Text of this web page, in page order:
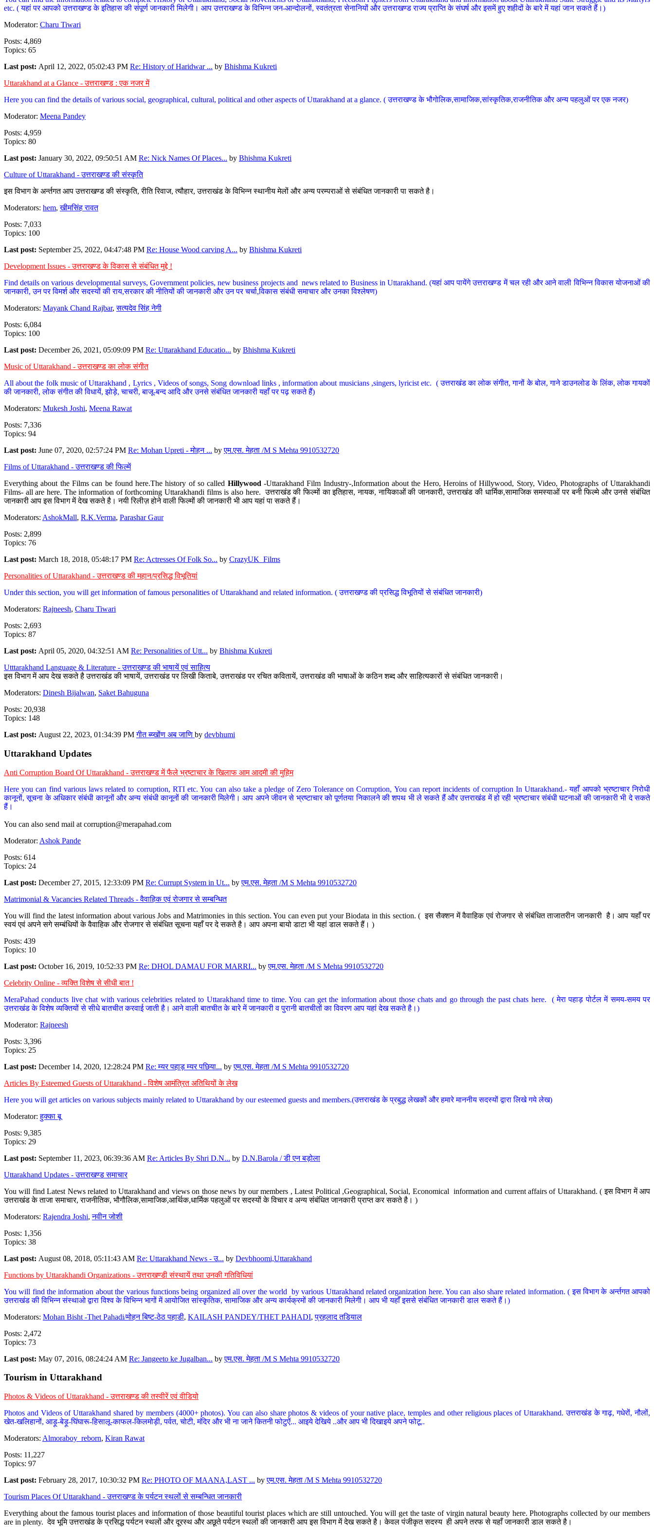
etc. ( यहां पर आपको उत्तराखण्ड के इतिहास की संपूर्ण जानकारी मिलेगी। आप उत्तराखण्ड के विभिन्न जन-आन्दोलनों, स्वतंत्रता सेनानियों और उत्तराखण्ड राज्य प्राप्ति के संघर्ष और इसमें हुए शहीदों के बारे में यहां जान सकते हैं।)
Moderator: Charu Tiwari
Posts: 4,869
Topics: 65
Last post: April 12, 2022, 05:02:43 PM Re: History of Haridwar ... by Bhishma Kukreti
Uttarakhand at a Glance - उत्तराखण्ड : एक नजर में
Here you can find the details of various social, geographical, cultural, political and other aspects of Uttarakhand at a glance. ( उत्तराखण्ड के भौगोलिक,सामाजिक,सांस्कृतिक,राजनीतिक और अन्य पहलुओं पर एक नजर)
Moderator: Meena Pandey
Posts: 4,959
Topics: 80
Last post: January 30, 2022, 09:50:51 AM Re: Nick Names Of Places... by Bhishma Kukreti
Culture of Uttarakhand - उत्तराखण्ड की संस्कृति
इस विभाग के अर्न्तगत आप उत्तराखण्ड की संस्कृति, रीति रिवाज, त्यौहार, उत्तराखंड के विभिन्न स्थानीय मेलों और अन्य परम्पराओं से संबंधित जानकारी पा सकते है।
Moderators: hem,खीमसिंह रावत
Posts: 7,033
Topics: 100
Last post: September 25, 2022, 04:47:48 PM Re: House Wood carving A... by Bhishma Kukreti
Development Issues - उत्तराखण्ड के विकास से संबंधित मुद्दे !
Find details on various developmental surveys, Government policies, new business projects and news related to Business in Uttarakhand. (यहां आप पायेंगे उत्तराखण्ड में चल रही और आने वाली विभिन्न विकास योजनाओं की
जानकारी, उन पर विमर्श और सदस्यों की राय,सरकार की नीतियों की जानकारी और उन पर चर्चा,विकास संबंधी समाचार और उनका विश्लेषण)
Moderators: Mayank Chand Rajbar,सत्यदेव सिंह नेगी
Posts: 6,084
Topics: 100
Last post: December 26, 2021, 05:09:09 PM Re: Uttarakhand Educatio... by Bhishma Kukreti
Music of Uttarakhand - उत्तराखण्ड का लोक संगीत
All about the folk music of Uttarakhand , Lyrics , Videos of songs, Song download links , information about musicians ,singers, lyricist etc. ( उत्तराखंड का लोक संगीत, गानों के बोल, गाने डाउनलोड के लिंक, लोक गायकों
की जानकारी, लोक संगीत की विधायें, झोड़े, चाचरी, बाजू-बन्द आदि और उनसे संबंधित जानकारी यहाँ पर पढ़ सकते हैं)
Moderators: Mukesh Joshi, Meena Rawat
Posts: 7,336
Topics: 94
Last post: June 07, 2020, 02:57:24 PM Re: Mohan Upreti - मोहन ... byएम.एस. मेहता /M S Mehta 9910532720
Films of Uttarakhand - उत्तराखण्ड की फिल्में
Everything about the Films can be found here.The history of so called Hillywood-Uttarakhand Film Industry-,Information about the Hero, Heroins of Hillywood, Story, Video, Photographs of Uttarakhandi
Films- all are here. The information of forthcoming Uttarakhandi films is also here. उत्तराखंड की फिल्मों का इतिहास, नायक, नायिकाओं की जानकारी, उत्तराखंड की धार्मिक,सामाजिक समस्याओं पर बनी फिल्मे और उनसे संबंधित
जानकारी आप इस विभाग में देख सकते है। नयी रिलीज़ होने वाली फिल्मों की जानकारी भी आप यहां पा सकते हैं।
Moderators: AshokMall, R.K.Verma, Parashar Gaur
Posts: 2,899
Topics: 76
Last post: March 18, 2018, 05:48:17 PM Re: Actresses Of Folk So... by CrazyUK_Films
Personalities of Uttarakhand - उत्तराखण्ड की महान/प्रसिद्ध विभूतियां
Under this section, you will get information of famous personalities of Uttarakhand and related information. ( उत्तराखण्ड की प्रसिद्ध विभूतियों से संबंधित जानकारी)
Moderators: Rajneesh, Charu Tiwari
Posts: 2,693
Topics: 87
Last post: April 05, 2020, 04:32:51 AM Re: Personalities of Utt... by Bhishma Kukreti
Utttarakhand Language & Literature - उत्तराखण्ड की भाषायें एवं साहित्य
इस विभाग में आप देख सकते है उत्तराखंड की भाषायें, उत्तराखंड पर लिखी किताबे, उत्तराखंड पर रचित कवितायें, उत्तराखंड की भाषाओं के कठिन शब्द और साहित्यकारों से संबंधित जानकारी।
Moderators: Dinesh Bijalwan, Saket Bahuguna
Posts: 20,938
Topics: 148
Last post: August 22, 2023, 01:34:39 PMगीत ब्य्खोंण अब जाणि by devbhumi
Uttarakhand Updates
Anti Corruption Board Of Uttarakhand - उत्तराखण्ड में फैले भ्रष्टाचार के खिलाफ आम आदमी की मुहिम
Here you can find various laws related to corruption, RTI etc. You can also take a pledge of Zero Tolerance on Corruption, You can report incidents of corruption In Uttarakhand.- यहाँ आपको भ्रष्टाचार निरोधी
कानूनों, सूचना के अधिकार संबंधी कानूनों और अन्य संबंधी कानूनों की जानकारी मिलेगी। आप अपने जीवन से भ्रष्टाचार को पूर्णतया निकालने की शपथ भी ले सकते हैं और उत्तराखंड में हो रही भ्रष्टाचार संबंधी घटनाओं की जानकारी भी दे सकते
हैं।
You can also send mail at corruption@merapahad.com
Moderator: Ashok Pande
Posts: 614
Topics: 24
Last post: December 27, 2015, 12:33:09 PM Re: Currupt System in Ut... byएम.एस. मेहता /M S Mehta 9910532720
Matrimonial & Vacancies Related Threads - वैवाहिक एवं रोजगार से सम्बन्धित
You will find the latest information about various Jobs and Matrimonies in this section. You can even put your Biodata in this section. ( इस सैक्शन में वैवाहिक एवं रोजगार से संबंधित ताजातरीन जानकारी है। आप यहाँ पर
स्वयं एवं अपने सगे सम्बंधियों के वैवाहिक और रोजगार से संबंधित सूचना यहाँ पर दे सकते है। आप अपना बायो डाटा भी यहां डाल सकते हैं। )
Posts: 439
Topics: 10
Last post: October 16, 2019, 10:52:33 PM Re: DHOL DAMAU FOR MARRI... byएम.एस. मेहता /M S Mehta 9910532720
Celebrity Online - व्यक्ति विशेष से सीधी बात !
MeraPahad conducts live chat with various celebrities related to Uttarakhand time to time. You can get the information about those chats and go through the past chats here. ( मेरा पहाड़ पोर्टल में समय-समय पर
उत्तराखंड के विशेष व्यक्तियों से सीधे बातचीत करवाई जाती है। आने वाली बातचीत के बारे में जानकारी व पुरानी बातचीतों का विवरण आप यहां देख सकते है।)
Moderator: Rajneesh
Posts: 3,396
Topics: 25
Last post: December 14, 2020, 12:28:24 PM Re: म्यर पहाड़ म्यर पछिया... byएम.एस. मेहता /M S Mehta 9910532720
Articles By Esteemed Guests of Uttarakhand - विशेष आमंत्रित अतिथियों के लेख
Here you will get articles on various subjects mainly related to Uttarakhand by our esteemed guests and members.(उत्तराखंड के प्रबुद्ध लेखकों और हमारे माननीय सदस्यों द्वारा लिखे गये लेख)
Moderator:हुक्का बू
Posts: 9,385
Topics: 29
Last post: September 11, 2023, 06:39:36 AM Re: Articles By Shri D.N... by D.N.Barola / डी एन बड़ोला
Uttarakhand Updates - उत्तराखण्ड समाचार
You will find Latest News related to Uttarakhand and views on those news by our members , Latest Political ,Geographical, Social, Economical information and current affairs of Uttarakhand. ( इस विभाग में आप
उत्तराखंड के ताजा समाचार, राजनीतिक, भौगौलिक,सामाजिक,आर्थिक,धार्मिक पहलुओं पर सदस्यों के विचार व अन्य संबंधित जानकारी प्राप्त कर सकते है। )
Moderators: Rajendra Joshi,नवीन जोशी
Posts: 1,356
Topics: 38
Last post: August 08, 2018, 05:11:43 AM Re: Uttarakhand News - उ... by Devbhoomi,Uttarakhand
Functions by Uttarakhandi Organizations - उत्तराखण्डी संस्थायें तथा उनकी गतिविधियां
You will find the information about the various functions being organized all over the world by various Uttarakhand related organization here. You can also share related information. ( इस विभाग के अर्न्तगत आपको
उत्तराखंड की विभिन्न संस्थाओ द्वारा विश्व के विभिन्न भागों में आयोजित सांस्कृतिक, सामाजिक और अन्य कार्यक्रमों की जानकारी मिलेगी। आप भी यहाँ इससे संबंधित जानकारी डाल सकते हैं।)
Moderators: Mohan Bisht -Thet Pahadi/मोहन बिष्ट-ठेठ पहाडी, KAILASH PANDEY/THET PAHADI,प्रहलाद तडियाल
Posts: 2,472
Topics: 73
Last post: May 07, 2016, 08:24:24 AM Re: Jangeeto ke Jugalban... byएम.एस. मेहता /M S Mehta 9910532720
Tourism in Uttarakhand
Photos & Videos of Uttarakhand - उत्तराखण्ड की तस्वीरें एवं वीडियो
Photos and Videos of Uttarakhand shared by members (4000+ photos). You can also share photos & videos of your native place, temples and other religious places of Uttarakhand. उत्तराखंड के गाढ़, गधेरों, नौलों,
खेत-खलिहानों, आड़ू-बेड़ू-घिंघारू-हिसालू-काफल-किलमोड़ी, पर्वत, चोटी, मंदिर और भी ना जाने कितनी फोटुऐं... आइये देखिये ..और आप भी दिखाइये अपने फोटू..
Moderators: Almoraboy_reborn, Kiran Rawat
Posts: 11,227
Topics: 97
Last post: February 28, 2017, 10:30:32 PM Re: PHOTO OF MAANA,LAST ... byएम.एस. मेहता /M S Mehta 9910532720
Tourism Places Of Uttarakhand - उत्तराखण्ड के पर्यटन स्थलों से सम्बन्धित जानकारी
Everything about the famous tourist places and information of those beautiful tourist places which are still untouched. You will get the taste of virgin natural beauty here. Photographs collected by our members
are in plenty. देव भूमि उत्तराखंड के प्रसिद्ध पर्यटन स्थलों और दूरस्थ और अछूते पर्यटन स्थलों की जानकारी आप इस विभाग में देख सकते है। केवल पंजीकृत सदस्य ही अपने तरफ से यहाँ जानकारी डाल सकते है।